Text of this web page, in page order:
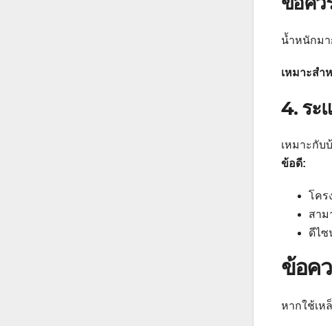
น้ำหนักมา
เหมาะสำ
4. ระ
เหมาะกับ
ข้อดี:
โคร
สาม
ดีไซ
ข้อค
หากใช้เห